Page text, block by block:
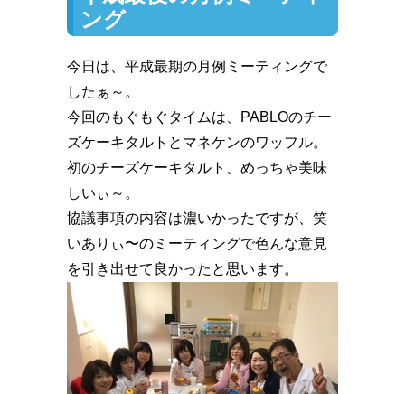
ング
今日は、平成最期の月例ミーティングで
したぁ～。
今回のもぐもぐタイムは、PABLOのチー
ズケーキタルトとマネケンのワッフル。
初のチーズケーキタルト、めっちゃ美味
しいぃ～。
協議事項の内容は濃いかったですが、笑
いありぃ〜のミーティングで色んな意見
を引き出せて良かったと思います。